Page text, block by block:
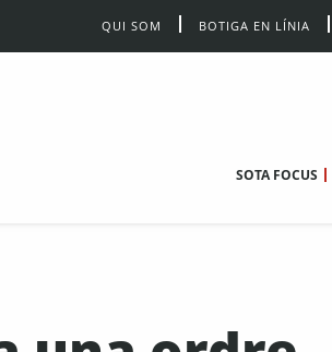
QUI SOM BOTIGA EN LÍNIA
SOTA FOCUS